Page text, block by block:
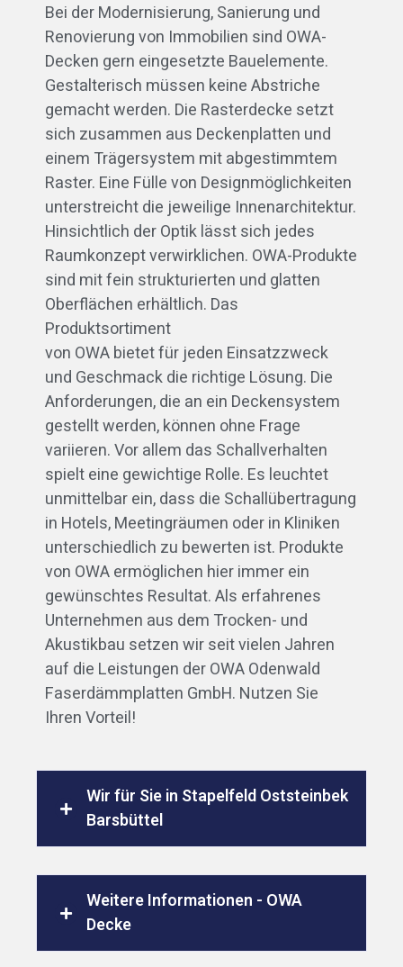
Bei der Modernisierung, Sanierung und
Renovierung von Immobilien sind OWA-
Decken gern eingesetzte Bauelemente.
Gestalterisch müssen keine Abstriche
gemacht werden. Die Rasterdecke setzt
sich zusammen aus Deckenplatten und
einem Trägersystem mit abgestimmtem
Raster. Eine Fülle von Designmöglichkeiten
unterstreicht die jeweilige Innenarchitektur.
Hinsichtlich der Optik lässt sich jedes
Raumkonzept verwirklichen. OWA-Produkte
sind mit fein strukturierten und glatten
Oberflächen erhältlich. Das
Produktsortiment
von OWA bietet für jeden Einsatzzweck
und Geschmack die richtige Lösung. Die
Anforderungen, die an ein Deckensystem
gestellt werden, können ohne Frage
variieren. Vor allem das Schallverhalten
spielt eine gewichtige Rolle. Es leuchtet
unmittelbar ein, dass die Schallübertragung
in Hotels, Meetingräumen oder in Kliniken
unterschiedlich zu bewerten ist. Produkte
von OWA ermöglichen hier immer ein
gewünschtes Resultat. Als erfahrenes
Unternehmen aus dem Trocken- und
Akustikbau setzen wir seit vielen Jahren
auf die Leistungen der OWA Odenwald
Faserdämmplatten GmbH. Nutzen Sie
Ihren Vorteil!
Wir für Sie in Stapelfeld Oststeinbek
Barsbüttel
Weitere Informationen - OWA
Decke